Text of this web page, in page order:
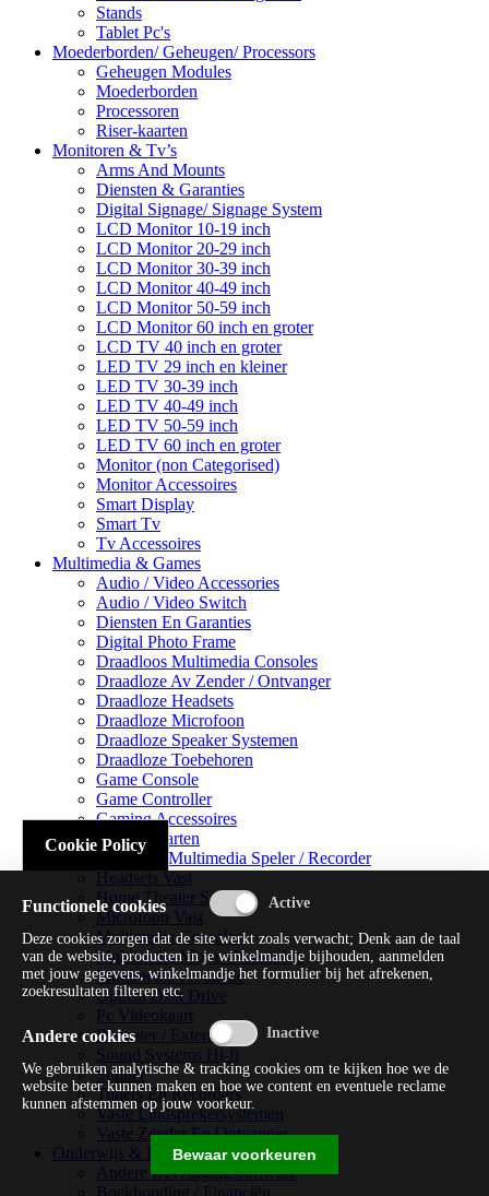
Stands
Tablet Pc's
Moederborden/ Geheugen/ Processors
Geheugen Modules
Moederborden
Processoren
Riser-kaarten
Monitoren & Tv’s
Arms And Mounts
Diensten & Garanties
Digital Signage/ Signage System
LCD Monitor 10-19 inch
LCD Monitor 20-29 inch
LCD Monitor 30-39 inch
LCD Monitor 40-49 inch
LCD Monitor 50-59 inch
LCD Monitor 60 inch en groter
LCD TV 40 inch en groter
LED TV 29 inch en kleiner
LED TV 30-39 inch
LED TV 40-49 inch
LED TV 50-59 inch
LED TV 60 inch en groter
Monitor (non Categorised)
Monitor Accessoires
Smart Display
Smart Tv
Tv Accessoires
Multimedia & Games
Audio / Video Accessories
Audio / Video Switch
Diensten En Garanties
Digital Photo Frame
Draadloos Multimedia Consoles
Draadloze Av Zender / Ontvanger
Draadloze Headsets
Draadloze Microfoon
Draadloze Speaker Systemen
Draadloze Toebehoren
Game Console
Game Controller
Gaming Accessoires
Geluidskaarten
Handheld Multimedia Speler / Recorder
Headsets Vast
Home Theater Systems
Microfoon Vast
Multimedia Consoles
Multimedia Mixer / Versterker
Multimedia Productie
Optical Disk Drive
Pc Videokaart
Repeater / Extender
Sound Systems Hi-fi
Splitter
Tuners En Recorders
Vaste Luidsprekersystemen
Vaste Zender En Ontvanger
Onderwijs & Recreatie
Andere Beveiligingssoftware
Cookie Policy
Functionele cookies
Deze cookies zorgen dat de site werkt zoals verwacht; Denk aan de taal
van de website, producten in je winkelmandje bijhouden, aanmelden
met jouw gegevens, winkelmandje het formulier bij het afrekenen,
zoekresultaten filteren etc.
Andere cookies
We gebruiken analytische & tracking cookies om te kijken hoe we de
website beter kunnen maken en hoe we content en eventuele reclame
kunnen afstemmen op jouw voorkeur.
Bewaar voorkeuren